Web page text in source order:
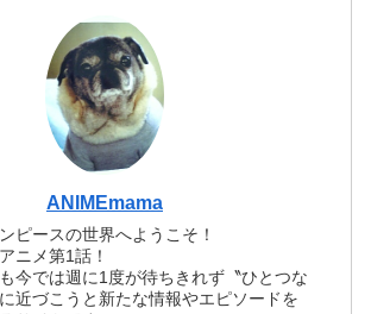
ANIMEmama
ピースの世界へようこそ！
ニメ第1話！
今では週に1度が待ちきれず〝ひとつな
近づこうと新たな情報やエピソードを